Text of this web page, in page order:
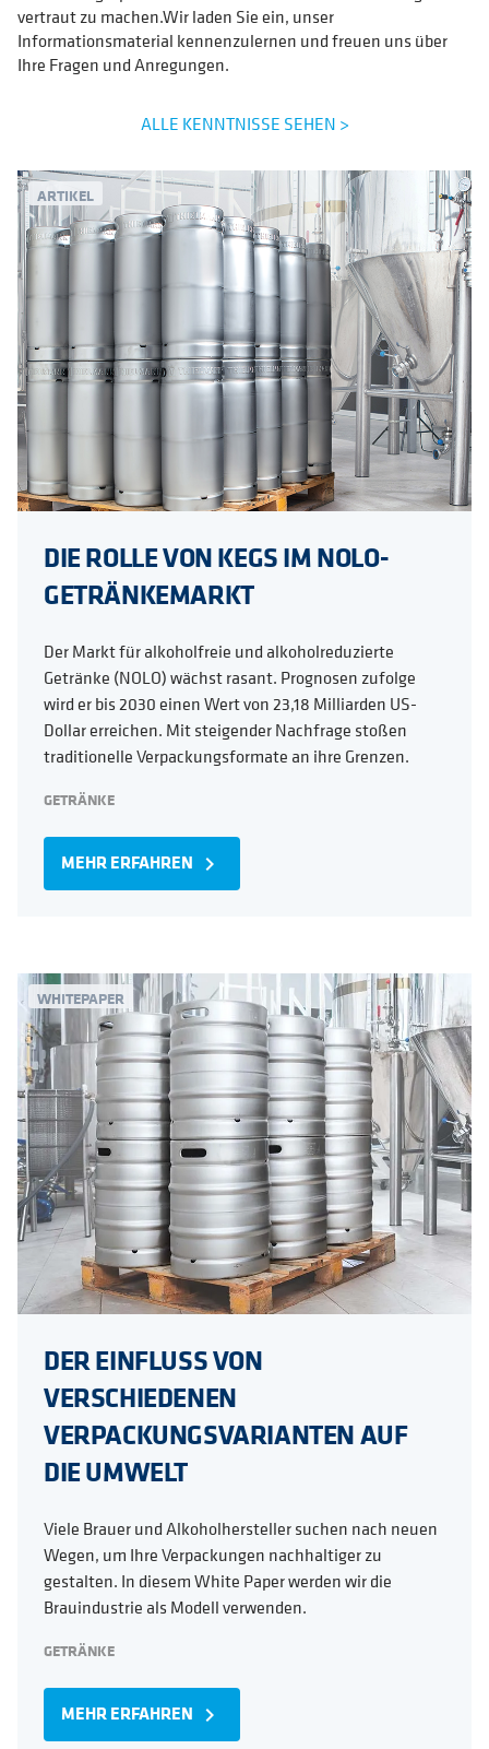
vertraut zu machen.Wir laden Sie ein, unser
Informationsmaterial kennenzulernen und freuen uns über
Ihre Fragen und Anregungen.
ALLE KENNTNISSE SEHEN >
ARTIKEL
DIE ROLLE VON KEGS IM NOLO-
GETRÄNKEMARKT
Der Markt für alkoholfreie und alkoholreduzierte
Getränke (NOLO) wächst rasant. Prognosen zufolge
wird er bis 2030 einen Wert von 23,18 Milliarden US-
Dollar erreichen. Mit steigender Nachfrage stoßen
traditionelle Verpackungsformate an ihre Grenzen.
GETRÄNKE
MEHR ERFAHREN navigate_next
WHITEPAPER
DER EINFLUSS VON
VERSCHIEDENEN
VERPACKUNGSVARIANTEN AUF
DIE UMWELT
Viele Brauer und Alkoholhersteller suchen nach neuen
Wegen, um Ihre Verpackungen nachhaltiger zu
gestalten. In diesem White Paper werden wir die
Brauindustrie als Modell verwenden.
GETRÄNKE
MEHR ERFAHREN navigate_next